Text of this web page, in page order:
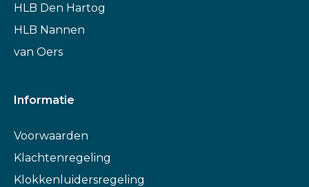
HLB Den Hartog
HLB Nannen
van Oers
Informatie
Voorwaarden
Klachtenregeling
Klokkenluidersregeling